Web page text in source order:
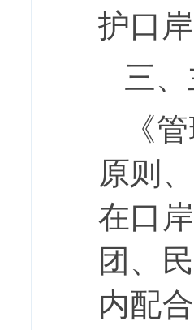
护口
三
《
原则、
在口
团、
内配